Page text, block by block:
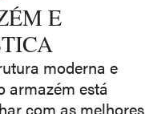
E
moderna e
armazém está
com as melhores